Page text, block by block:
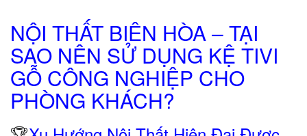
NỘI THẤT BIÊN HÒA – TẠI
SAO NÊN SỬ DỤNG KỆ TIVI
GỖ CÔNG NGHIỆP CHO
PHÒNG KHÁCH?